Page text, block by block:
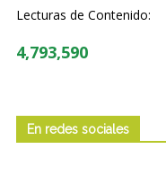
Lecturas de Contenido:
4,793,590
En redes sociales